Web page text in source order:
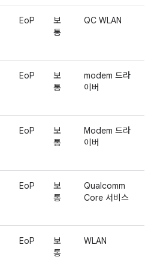
EoP
보
통
QC WLAN
EoP
보
통
modem 드라
이버
EoP
보
통
Modem 드라
이버
EoP
보
통
Qualcomm
Core 서비스
EoP
보
통
WLAN